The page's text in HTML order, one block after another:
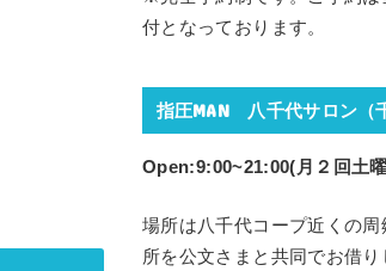
付となっております。
指圧MAN 八千代サロン（
Open:9:00~21:00(月２回 土
場所は八千代コープ近くの周
所を公文さまと共同でお借り